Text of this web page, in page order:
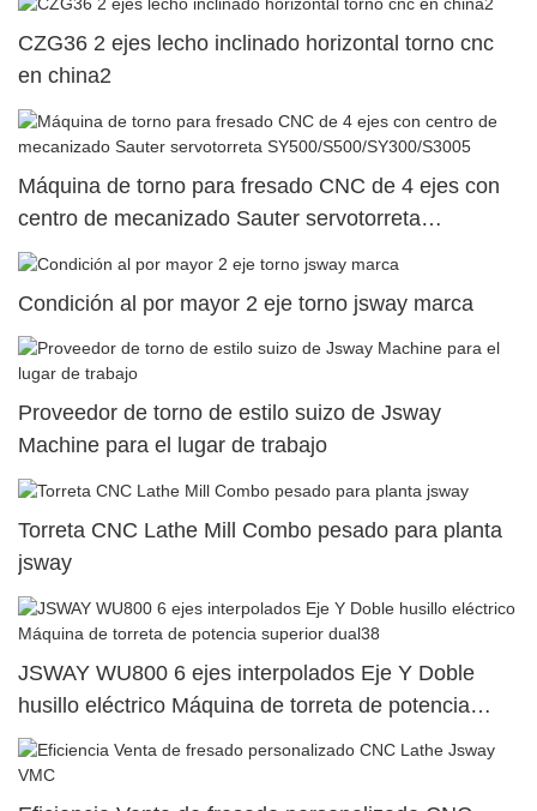
CZG36 2 ejes lecho inclinado horizontal torno cnc
en china2
Máquina de torno para fresado CNC de 4 ejes con
centro de mecanizado Sauter servotorreta
SY500/S500/SY300/S3005
Condición al por mayor 2 eje torno jsway marca
Proveedor de torno de estilo suizo de Jsway
Machine para el lugar de trabajo
Torreta CNC Lathe Mill Combo pesado para planta
jsway
JSWAY WU800 6 ejes interpolados Eje Y Doble
husillo eléctrico Máquina de torreta de potencia
superior dual38